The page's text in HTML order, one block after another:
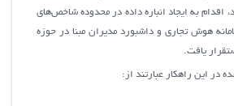
اقدام به ايجاد انباره داده در محدوده شاخص‌هاي
هوش تجاري و داشبورد مديران مبنا در حوزه
یافت.
در این راهکار عبارتند از: